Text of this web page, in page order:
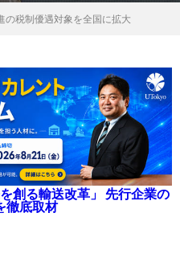
の税制優遇対象を全国に拡大
創る輸送改革」 先行企業の
徹底取材